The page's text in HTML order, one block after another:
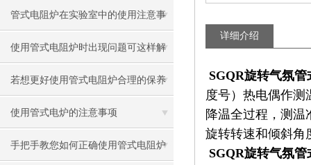
管式电阻炉在实验室中的使用注意事
项有哪些？
使用管式电阻炉时出现问题可这样解
决
若想更好使用管式电阻炉合理的保养
方法很重要
使用管式电炉的注意事项
手把手教您如何正确使用管式电阻炉
详细介绍
SGQR旋转气氛管
度号）热电偶作
降温全过程，测
旋转转速和倾斜角
SGQR旋转气氛管